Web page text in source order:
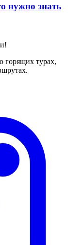
нужно знать
горящих турах,